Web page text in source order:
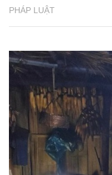
PHÁP LUẬT